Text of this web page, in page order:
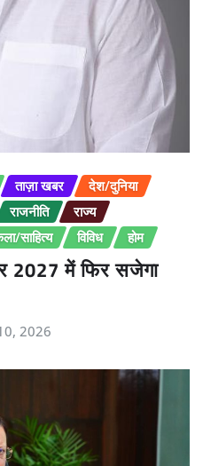
ताज़ा खबर
देश/दुनिया
राजनीति
राज्य
साहित्य विविध होम
2027 में फिर सजेगा
2026